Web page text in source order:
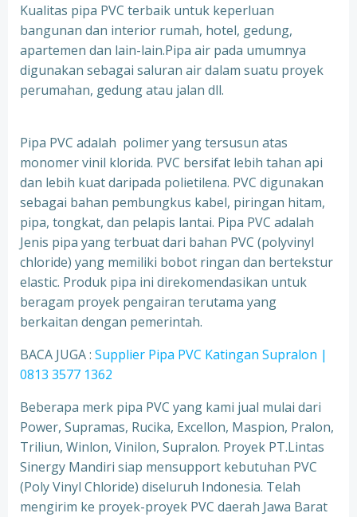
Kualitas pipa PVC terbaik untuk keperluan
bangunan dan interior rumah, hotel, gedung,
apartemen dan lain-lain.Pipa air pada umumnya
digunakan sebagai saluran air dalam suatu proyek
perumahan, gedung atau jalan dll.
Pipa PVC adalah polimer yang tersusun atas
monomer vinil klorida. PVC bersifat lebih tahan api
dan lebih kuat daripada polietilena. PVC digunakan
sebagai bahan pembungkus kabel, piringan hitam,
pipa, tongkat, dan pelapis lantai. Pipa PVC adalah
Jenis pipa yang terbuat dari bahan PVC (polyvinyl
chloride) yang memiliki bobot ringan dan bertekstur
elastic. Produk pipa ini direkomendasikan untuk
beragam proyek pengairan terutama yang
berkaitan dengan pemerintah.
BACA JUGA : Supplier Pipa PVC Katingan Supralon |
0813 3577 1362
Beberapa merk pipa PVC yang kami jual mulai dari
Power, Supramas, Rucika, Excellon, Maspion, Pralon,
Triliun, Winlon, Vinilon, Supralon. Proyek PT.Lintas
Sinergy Mandiri siap mensupport kebutuhan PVC
(Poly Vinyl Chloride) diseluruh Indonesia. Telah
mengirim ke proyek-proyek PVC daerah Jawa Barat